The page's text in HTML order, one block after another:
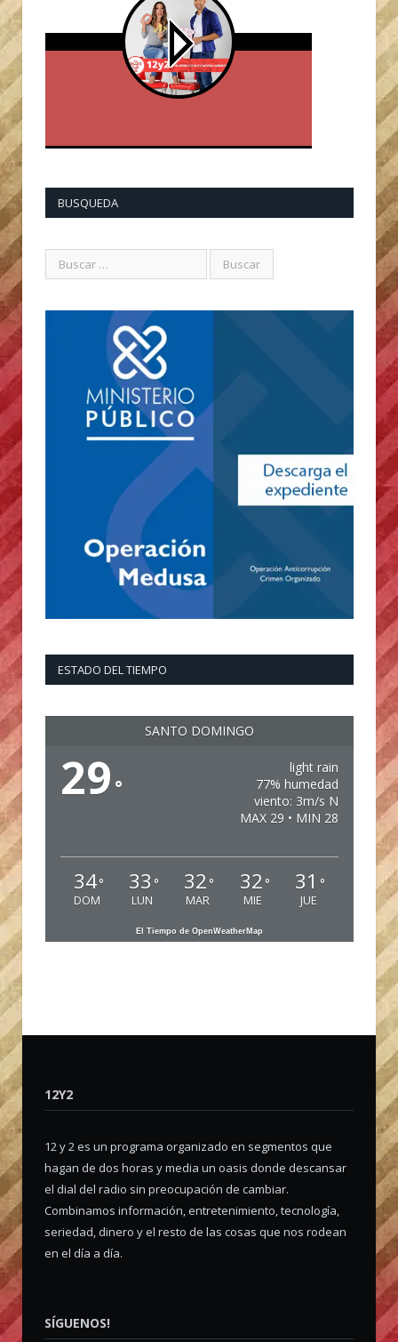
BUSQUEDA
ESTADO DEL TIEMPO
SANTO DOMINGO
29 °
light rain
77% humedad
viento: 3m/s N
MAX 29 • MIN 28
34°
DOM
33 °
LUN
32 °
MAR
32 °
MIE
31 °
JUE
El Tiempo de OpenWeatherMap
12Y2
12 y 2 es un programa organizado en segmentos que
hagan de dos horas y media un oasis donde descansar
el dial del radio sin preocupación de cambiar.
Combinamos información, entretenimiento, tecnología,
seriedad, dinero y el resto de las cosas que nos rodean
en el día a día.
SÍGUENOS!